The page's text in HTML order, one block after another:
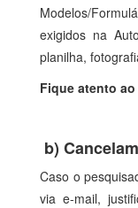
Modelos/
exigidos na
planilha,
Fique atento
b)
Caso o
via e-mail,